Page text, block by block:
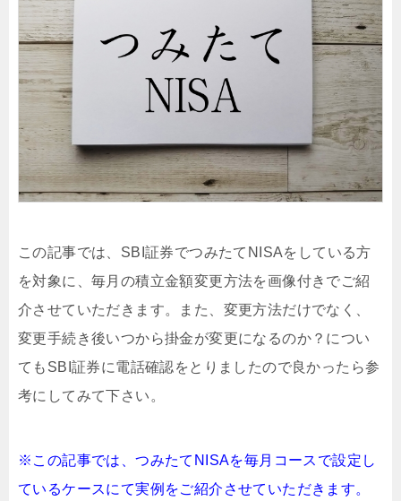
この記事では、SBI証券でつみたてNISAをしている方
を対象に、毎月の積立金額変更方法を画像付きでご紹
介させていただきます。また、変更方法だけでなく、
変更手続き後いつから掛金が変更になるのか？につい
てもSBI証券に電話確認をとりましたので良かったら参
考にしてみて下さい。
※この記事では、つみたてNISAを毎月コースで設定し
ているケースにて実例をご紹介させていただきます。